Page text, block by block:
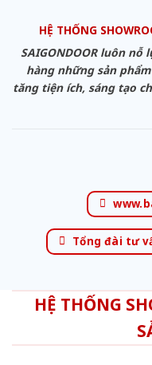
HỆ THỐNG
SAIGONDOOR luôn
hàng những sản
tăng tiện ích, sáng tạo
Tổng đài tư
HỆ THỐNG